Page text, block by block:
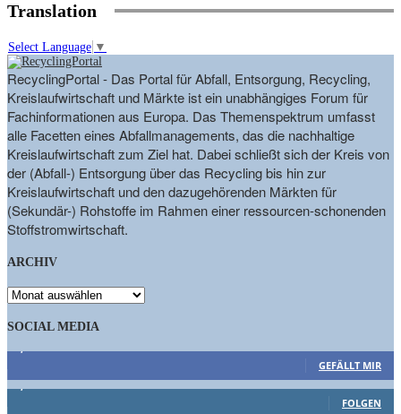
Translation
Select Language ▼
RecyclingPortal - Das Portal für Abfall, Entsorgung, Recycling,
Kreislaufwirtschaft und Märkte ist ein unabhängiges Forum für
Fachinformationen aus Europa. Das Themenspektrum umfasst
alle Facetten eines Abfallmanagements, das die nachhaltige
Kreislaufwirtschaft zum Ziel hat. Dabei schließt sich der Kreis von
der (Abfall-) Entsorgung über das Recycling bis hin zur
Kreislaufwirtschaft und den dazugehörenden Märkten für
(Sekundär-) Rohstoffe im Rahmen einer ressourcen-schonenden
Stoffstromwirtschaft.
ARCHIV
ARCHIV
SOCIAL MEDIA
GEFÄLLT MIR
1,662 Follower
FOLGEN